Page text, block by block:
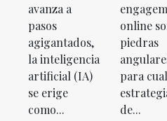
avanza a
pasos
agigantados,
la inteligencia
artificial (IA)
se erige
como...
online
piedras
para
de...